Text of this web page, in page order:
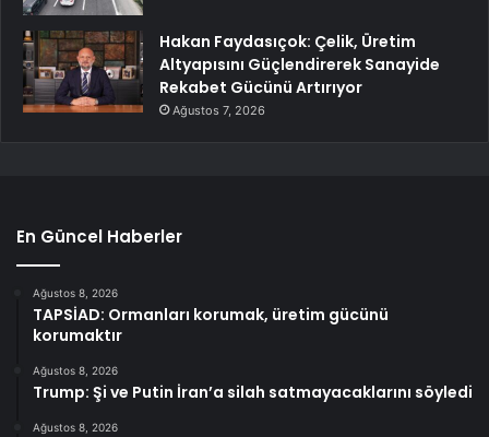
Hakan Faydasıçok: Çelik, Üretim
Altyapısını Güçlendirerek Sanayide
Rekabet Gücünü Artırıyor
Ağustos 7, 2026
En Güncel Haberler
Ağustos 8, 2026
TAPSİAD: Ormanları korumak, üretim gücünü
korumaktır
Ağustos 8, 2026
Trump: Şi ve Putin İran’a silah satmayacaklarını söyledi
Ağustos 8, 2026